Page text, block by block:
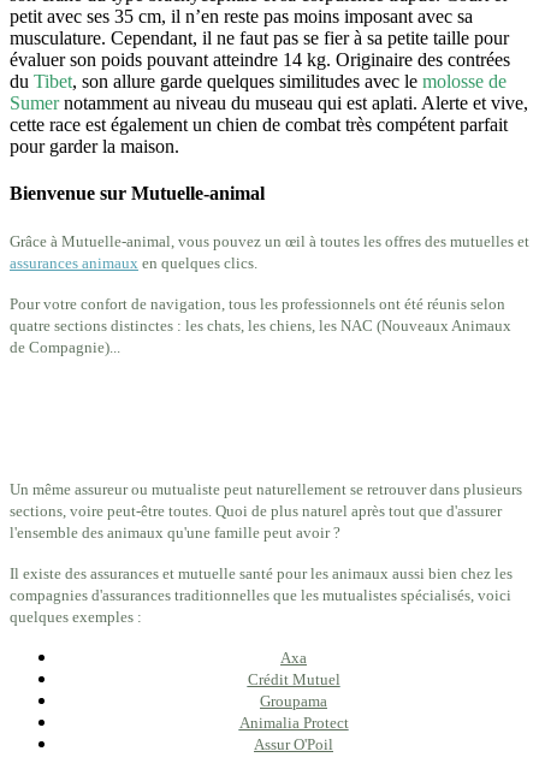
petit avec ses 35 cm, il n’en reste pas moins imposant avec sa
musculature. Cependant, il ne faut pas se fier à sa petite taille pour
évaluer son poids pouvant atteindre 14 kg. Originaire des contrées
du Tibet, son allure garde quelques similitudes avec le molosse de
Sumernotamment au niveau du museau qui est aplati. Alerte et vive,
cette race est également un chien de combat très compétent parfait
pour garder la maison.
Bienvenue sur Mutuelle-animal
Grâce à Mutuelle-animal, vous pouvez un œil à toutes les offres des mutuelles et
assurances animaux en quelques clics.
Pour votre confort de navigation, tous les professionnels ont été réunis selon
quatre sections distinctes : les chats, les chiens, les NAC (Nouveaux Animaux
de Compagnie)...
Un même assureur ou mutualiste peut naturellement se retrouver dans plusieurs
sections, voire peut-être toutes. Quoi de plus naturel après tout que d'assurer
l'ensemble des animaux qu'une famille peut avoir ?
Il existe des assurances et mutuelle santé pour les animaux aussi bien chez les
compagnies d'assurances traditionnelles que les mutualistes spécialisés, voici
quelques exemples :
Axa
Crédit Mutuel
Groupama
Animalia Protect
Assur O'Poil